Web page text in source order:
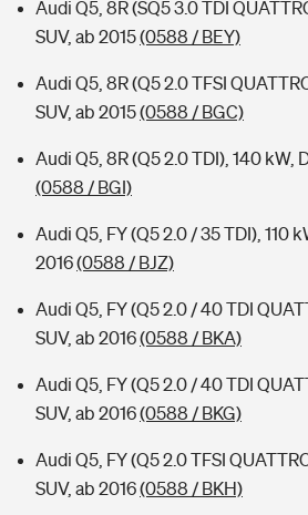
Audi Q5, 8R (SQ5 3.0 TDI
SUV, ab 2015(0588 / BEY)
Audi Q5, 8R (Q5 2.0 TFSI
SUV, ab 2015(0588 / BGC)
Audi Q5, 8R (Q5 2.0 TDI), 140 kW,
(0588 / BGI)
Audi Q5, FY (Q5 2.0 / 35 TDI), 110
2016(0588 / BJZ)
Audi Q5, FY (Q5 2.0 / 40 TDI
SUV, ab 2016(0588 / BKA)
Audi Q5, FY (Q5 2.0 / 40 TDI
SUV, ab 2016(0588 / BKG)
Audi Q5, FY (Q5 2.0 TFSI
SUV, ab 2016(0588 / BKH)